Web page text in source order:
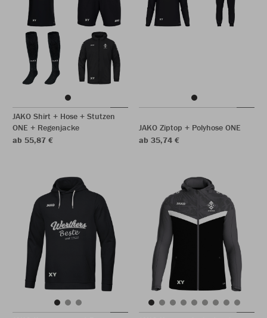
JAKO Shirt + Hose + Stutzen
ONE + Regenjacke
ab 55,87 €
JAKO Ziptop + Polyhose ONE
ab 35,74 €